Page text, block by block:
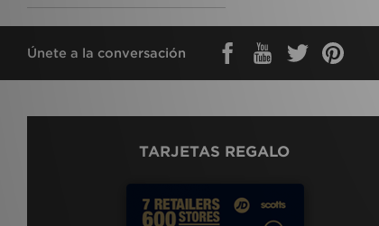
Únete a la conversación
TARJETAS REGALO